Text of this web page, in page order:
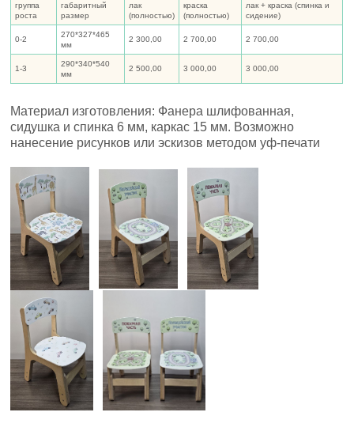
группа
роста
габаритный
размер
лак
(полностью)
краска
(полностью)
лак + краска (спинка и
сидение)
0-2
270*327*465
мм
2 300,00 2 700,00 2 700,00
1-3
290*340*540
мм
2 500,00 3 000,00 3 000,00
Материал изготовления: Фанера шлифованная,
сидушка и спинка 6 мм, каркас 15 мм. Возможно
нанесение рисунков или эскизов методом уф-печати